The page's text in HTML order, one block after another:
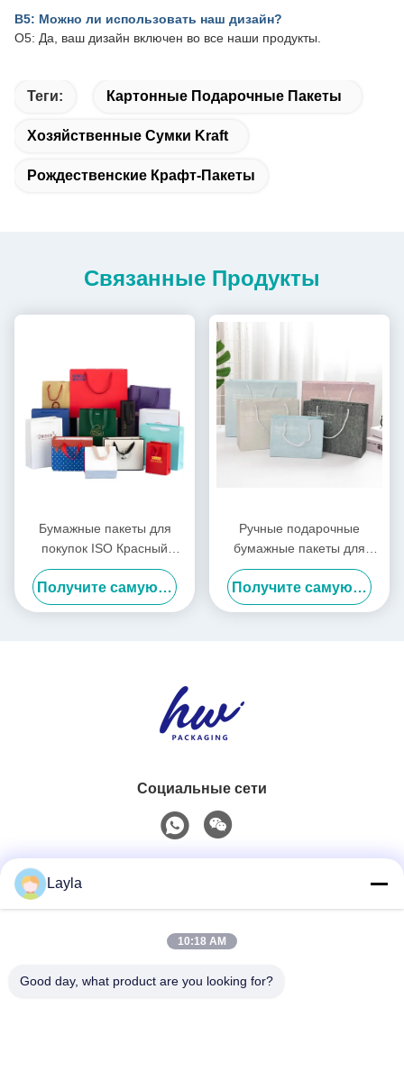
В5: Можно ли использовать наш дизайн?
О5: Да, ваш дизайн включен во все наши продукты.
Теги: Картонные Подарочные Пакеты
Хозяйственные Сумки Kraft
Рождественские Крафт-Пакеты
Связанные Продукты
Бумажные пакеты для
покупок ISO Красный
Фиолетовый Одежда Сумки
для покупок Логотип на
заказ
Получите самую лучшую цену
Ручные подарочные
бумажные пакеты для
покупок по заказу
Получите самую лучшую цену
Социальные сети
0086-18688885859
Layla
10:18 AM
Good day, what product are you looking for?